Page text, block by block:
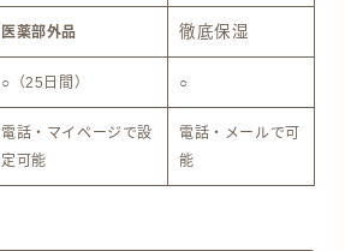
医薬部外品 徹底保湿
○（25 日間） ○
電話・マイページで設
定可能
電話・メールで可
能